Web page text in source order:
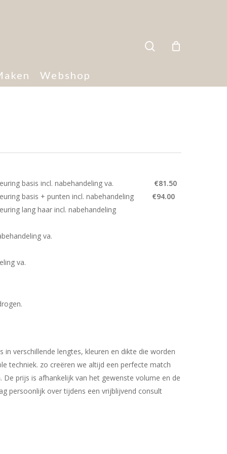
Webshop
kleuring basis incl. nabehandeling va. €81.50
basis + punten incl. nabehandeling €94.00
kleuring lang haar incl. nabehandeling
incl. nabehandeling va.
nabehandeling va.
verschillende lengtes, kleuren en dikte die worden
techniek. zo creëren we altijd een perfecte match
De prijs is afhankelijk van het gewenste volume en de
persoonlijk over tijdens een vrijblijvend consult